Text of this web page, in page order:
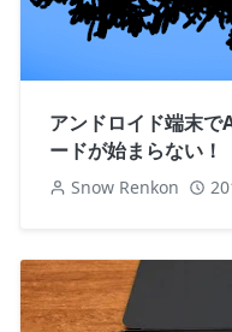
アンドロイド端末
ードが始まらない！
Snow Renkon